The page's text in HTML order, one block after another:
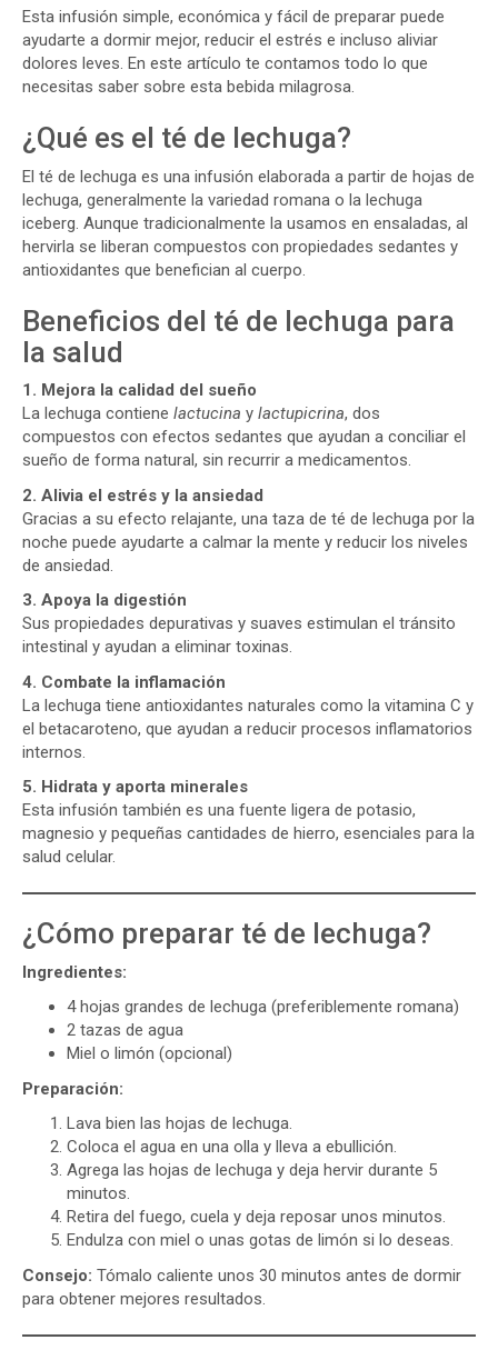
Esta infusión simple, económica y fácil de preparar puede
ayudarte a dormir mejor, reducir el estrés e incluso aliviar
dolores leves. En este artículo te contamos todo lo que
necesitas saber sobre esta bebida milagrosa.
¿Qué es el té de lechuga?
El té de lechuga es una infusión elaborada a partir de hojas de
lechuga, generalmente la variedad romana o la lechuga
iceberg. Aunque tradicionalmente la usamos en ensaladas, al
hervirla se liberan compuestos con propiedades sedantes y
antioxidantes que benefician al cuerpo.
Beneficios del té de lechuga para
la salud
1. Mejora la calidad del sueño
La lechuga contiene lactucina y lactupicrina, dos
compuestos con efectos sedantes que ayudan a conciliar el
sueño de forma natural, sin recurrir a medicamentos.
2. Alivia el estrés y la ansiedad
Gracias a su efecto relajante, una taza de té de lechuga por la
noche puede ayudarte a calmar la mente y reducir los niveles
de ansiedad.
3. Apoya la digestión
Sus propiedades depurativas y suaves estimulan el tránsito
intestinal y ayudan a eliminar toxinas.
4. Combate la inflamación
La lechuga tiene antioxidantes naturales como la vitamina C y
el betacaroteno, que ayudan a reducir procesos inflamatorios
internos.
5. Hidrata y aporta minerales
Esta infusión también es una fuente ligera de potasio,
magnesio y pequeñas cantidades de hierro, esenciales para la
salud celular.
¿Cómo preparar té de lechuga?
Ingredientes:
4 hojas grandes de lechuga (preferiblemente romana)
2 tazas de agua
Miel o limón (opcional)
Preparación:
Lava bien las hojas de lechuga.
Coloca el agua en una olla y lleva a ebullición.
Agrega las hojas de lechuga y deja hervir durante 5
minutos.
Retira del fuego, cuela y deja reposar unos minutos.
Endulza con miel o unas gotas de limón si lo deseas.
Consejo: Tómalo caliente unos 30 minutos antes de dormir
para obtener mejores resultados.